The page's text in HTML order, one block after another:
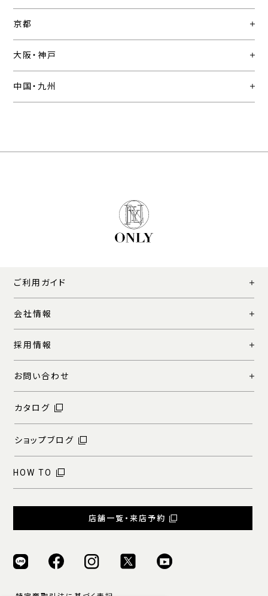
京都
大阪・神戸
中国・九州
ご利用ガイド
会社情報
採用情報
お問い合わせ
カタログ
ショップブログ
HOW TO
店舗一覧・来店予約